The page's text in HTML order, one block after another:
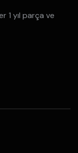
1 yıl parça ve